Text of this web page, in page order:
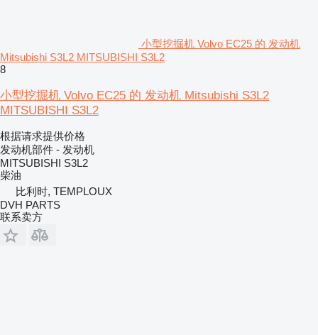
小型挖掘机 Volvo EC25 的 发动机
Mitsubishi S3L2 MITSUBISHI S3L2
8
小型挖掘机 Volvo EC25 的 发动机 Mitsubishi S3L2
MITSUBISHI S3L2
根据请求提供价格
发动机部件 - 发动机
MITSUBISHI S3L2
柴油
比利时, TEMPLOUX
DVH PARTS
联系卖方